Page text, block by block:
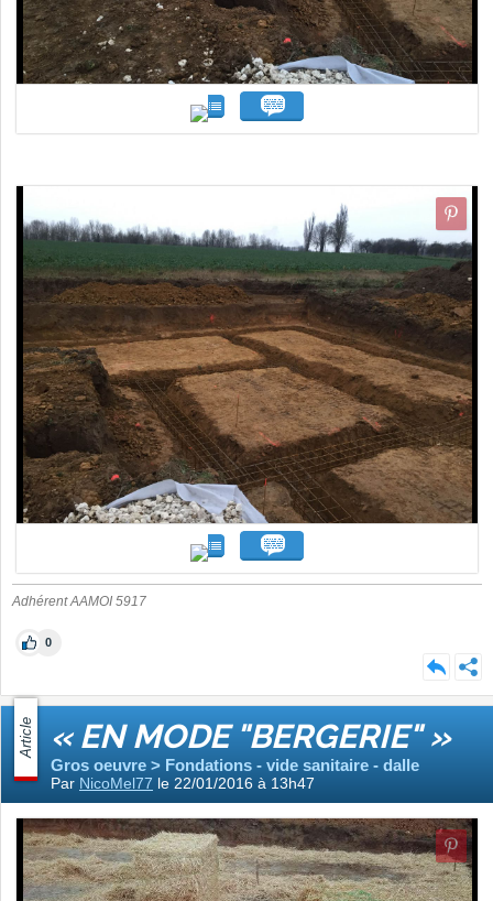
Adhérent AAMOI 5917
0
Article « EN MODE "BERGERIE" »
Gros oeuvre > Fondations - vide sanitaire - dalle
Par NicoMel77 le 22/01/2016 à 13h47